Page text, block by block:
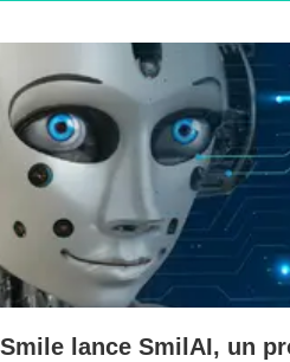
Smile lance SmilAI, un